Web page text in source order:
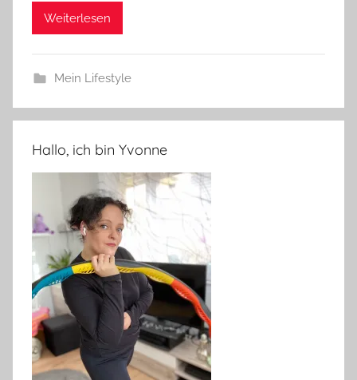
Weiterlesen
Mein Lifestyle
Hallo, ich bin Yvonne